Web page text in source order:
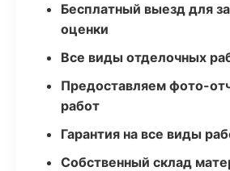
Бесплатный выезд для
оценки
Все виды отделочных
Предоставляем фото-
работ
Гарантия на все виды
Собственный склад